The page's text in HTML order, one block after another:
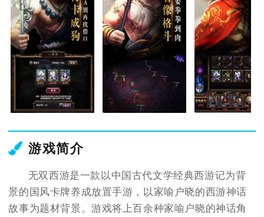
游戏简介
无双西游是一款以中国古代文学经典西游记为背
景的国风卡牌养成放置手游，以家喻户晓的西游神话
故事为题材背景。游戏将上百余种家喻户晓的神话角